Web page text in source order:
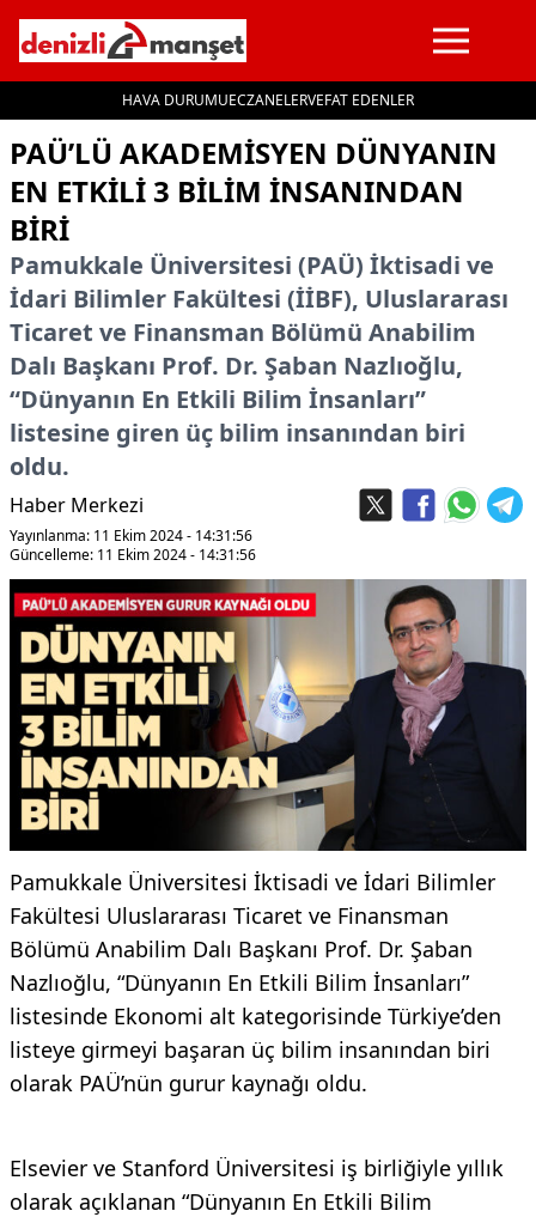
HAVA DURUMUECZANELERVEFAT EDENLER
İçeriğe geç
PAÜ’LÜ AKADEMISYEN DÜNYANIN
EN ETKILI 3 BILIM INSANINDAN
BIRI
Pamukkale Üniversitesi (PAÜ) İktisadi ve
İdari Bilimler Fakültesi (İİBF), Uluslararası
Ticaret ve Finansman Bölümü Anabilim
Dalı Başkanı Prof. Dr. Şaban Nazlıoğlu,
“Dünyanın En Etkili Bilim İnsanları”
listesine giren üç bilim insanından biri
oldu.
Haber Merkezi
Yayınlanma: 11 Ekim 2024 - 14:31:56
Güncelleme: 11 Ekim 2024 - 14:31:56
Pamukkale Üniversitesi İktisadi ve İdari Bilimler
Fakültesi Uluslararası Ticaret ve Finansman
Bölümü Anabilim Dalı Başkanı Prof. Dr. Şaban
Nazlıoğlu, “Dünyanın En Etkili Bilim İnsanları”
listesinde Ekonomi alt kategorisinde Türkiye’den
listeye girmeyi başaran üç bilim insanından biri
olarak PAÜ’nün gurur kaynağı oldu.
Elsevier ve Stanford Üniversitesi iş birliğiyle yıllık
olarak açıklanan “Dünyanın En Etkili Bilim